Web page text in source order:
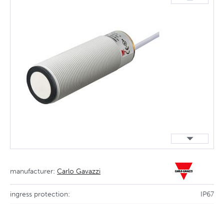
manufacturer: Carlo Gavazzi
ingress protection: IP67